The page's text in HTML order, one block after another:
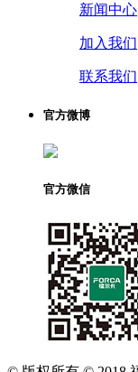
新闻中心
加入我们
联系我们
官方微博
官方微信